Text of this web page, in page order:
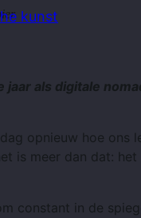
kunst
jaar als digitale
opnieuw hoe
is meer dan dat:
constant in de